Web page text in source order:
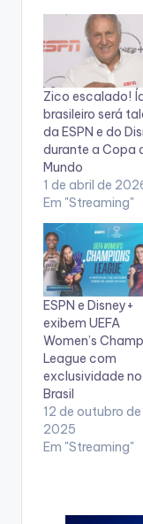
Zico escalado!
brasileiro será
da ESPN e do
durante a Copa
Mundo
1 de abril de
Em "Streaming"
ESPN e Disney+
exibem UEFA
Women’s
League com
exclusividade no
Brasil
12 de outubro de
2025
Em "Streaming"